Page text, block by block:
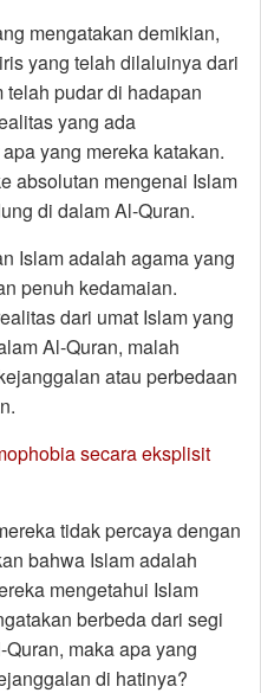
mengatakan demikian,
yang telah dilaluinya dari
pudar di hadapan
yang ada
yang mereka katakan.
absolutan mengenai Islam
di dalam Al-Quran.
Islam adalah agama yang
penuh kedamaian.
dari umat Islam yang
Al-Quran, malah
atau perbedaan
secara eksplisit
tidak percaya dengan
bahwa Islam adalah
mengetahui Islam
berbeda dari segi
maka apa yang
di hatinya?